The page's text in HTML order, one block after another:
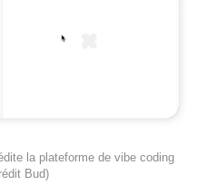
la plateforme de vibe coding
Bud)